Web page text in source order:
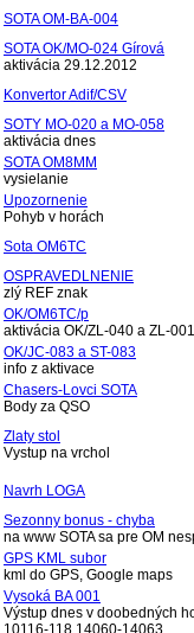
SOTA OM-BA-004
SOTA OK/MO-024 Gírová
aktivácia 29.12.2012
Konvertor Adif/CSV
SOTY MO-020 a MO-058
aktivácia dnes
SOTA OM8MM
vysielanie
Upozornenie
Pohyb v horách
Sota OM6TC
OSPRAVEDLNENIE
zlý REF znak
OK/OM6TC/p
aktivácia OK/ZL-040 a ZL-001
OK/JC-083 a ST-083
info z aktivace
Chasers-Lovci SOTA
Body za QSO
Zlaty stol
Vystup na vrchol
Navrh LOGA
Sezonny bonus - chyba
na www SOTA sa pre OM
GPS KML subor
kml do GPS, Google maps
Vysoká BA 001
Výstup dnes v doobedných
10116-118,14060-14063